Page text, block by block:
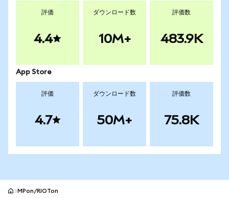
評価
4.4
ダウンロード数
10M+
評価数
483.9K
App Store
評価
4.7
ダウンロード数
50M+
評価数
75.8K
MPon/RIOTon